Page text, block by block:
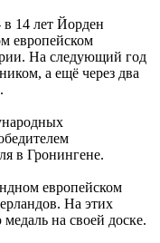
в 14 лет Йорден
европейском
На следующий год
а ещё через два
в Гронингене.
европейском
На этих
на своей доске.